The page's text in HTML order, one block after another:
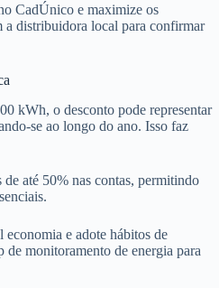
CadÚnico e maximize os
a distribuidora local para confirmar
kWh, o desconto pode representar
se ao longo do ano. Isso faz
até 50% nas contas, permitindo
economia e adote hábitos de
monitoramento de energia para